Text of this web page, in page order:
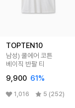
TOPTEN10
남성) 쿨에어 코튼
베이직 반팔 티
9,900 61%
1,016 5 (252)